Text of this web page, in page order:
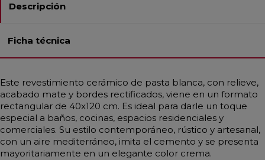
Descripción
Ficha técnica
Este revestimiento cerámico de pasta blanca, con relieve,
acabado mate y bordes rectificados, viene en un formato
rectangular de 40x120 cm. Es ideal para darle un toque
especial a baños, cocinas, espacios residenciales y
comerciales. Su estilo contemporáneo, rústico y artesanal,
con un aire mediterráneo, imita el cemento y se presenta
mayoritariamente en un elegante color crema.